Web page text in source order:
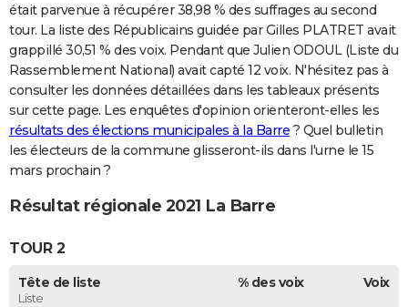
S'inscrire
Se connecter
Lycées
Collèges
Primaires
Universités
Entreprises
Service militaire
Avis de recherche
AVIS DE DÉCÈS
FORUM
Bricolage
Lifestyle
Culture
Television
Voyage
était parvenue à récupérer 38,98 % des suffrages au second
tour. La liste des Républicains guidée par Gilles PLATRET avait
grappillé 30,51 % des voix. Pendant que Julien ODOUL (Liste du
Rassemblement National) avait capté 12 voix. N'hésitez pas à
consulter les données détaillées dans les tableaux présents
sur cette page. Les enquêtes d'opinion orienteront-elles les
résultats des élections municipales à la Barre ? Quel bulletin
les électeurs de la commune glisseront-ils dans l'urne le 15
mars prochain ?
Résultat régionale 2021 La Barre
TOUR 2
Tête de liste
Liste
% des voix Voix